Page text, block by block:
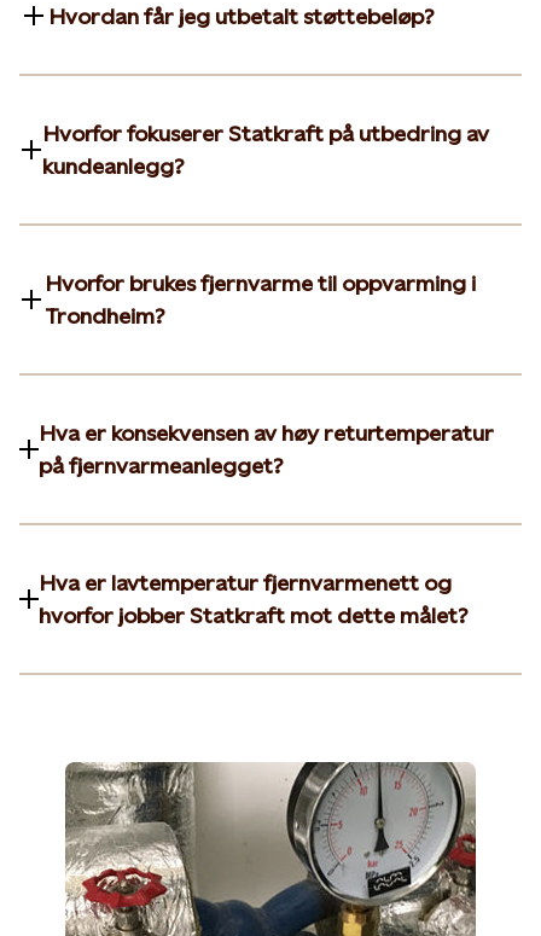
Hvordan får jeg utbetalt støttebeløp?
Hvorfor fokuserer Statkraft på utbedring av
kundeanlegg?
Hvorfor brukes fjernvarme til oppvarming i
Trondheim?
Hva er konsekvensen av høy returtemperatur
på fjernvarmeanlegget?
Hva er lavtemperatur fjernvarmenett og
hvorfor jobber Statkraft mot dette målet?